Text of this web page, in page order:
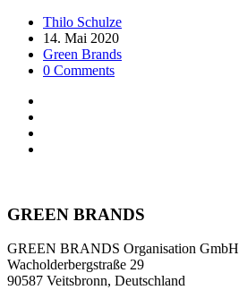
Thilo Schulze
14. Mai 2020
Green Brands
0 Comments
GREEN BRANDS
GREEN BRANDS Organisation GmbH
Wacholderbergstraße 29
90587 Veitsbronn, Deutschland